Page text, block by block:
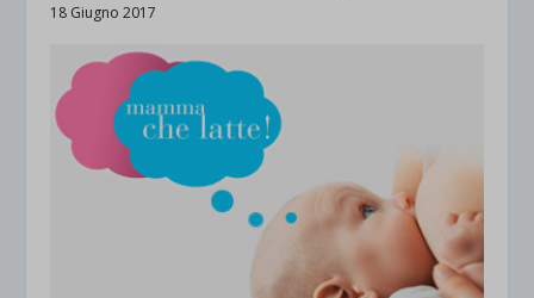
18 Giugno 2017